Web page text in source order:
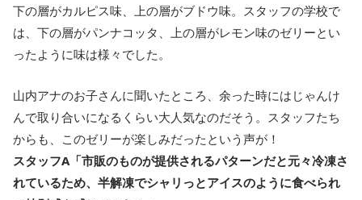
下の層がカルピス味、上の層がブドウ味。スタッフの学校で
は、下の層がパンナコッタ、上の層がレモン味のゼリーとい
ったように味は様々でした。
山内アナのお子さんに聞いたところ、余った時にはじゃんけ
んで取り合いになるくらい大人気なのだそう。スタッフたち
からも、このゼリーが楽しみだったという声が！
スタッフA「市販のものが提供されるパターンだと元々冷凍さ
れているため、半解凍でシャリっとアイスのように食べられ